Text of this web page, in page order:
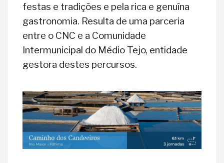
festas e tradições e pela rica e genuína
gastronomia. Resulta de uma parceria
entre o CNC e a Comunidade
Intermunicipal do Médio Tejo, entidade
gestora destes percursos.